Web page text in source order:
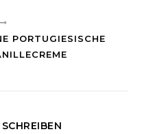
PORTUGIESISCHE